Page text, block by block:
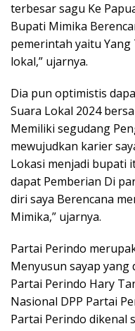
terbesar sagu Ke
Bupati Mimika
pemerintah yaitu
lokal,” ujarnya.
Dia pun optimistis
Suara Lokal 2024
Memiliki segudang
mewujudkan karier
Lokasi menjadi bupati
dapat Pemberian Di
diri saya Berencana
Mimika,” ujarnya.
Partai Perindo
Menyusun sayap yang
Partai Perindo Hary
Nasional DPP Partai
Partai Perindo dikenal